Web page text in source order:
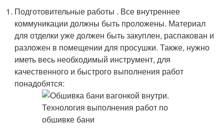
Подготовительные работы . Все внутреннее
коммуникации должны быть проложены. Материал
для отделки уже должен быть закуплен, распакован и
разложен в помещении для просушки. Также, нужно
иметь весь необходимый инструмент, для
качественного и быстрого выполнения работ
понадобятся: